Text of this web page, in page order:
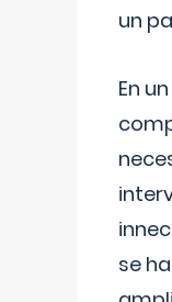
un
En
se